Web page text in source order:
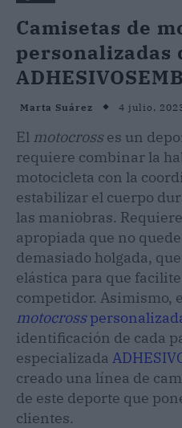
Camisetas de
personalizadas
Marta Suárez 4 julio,
El motocrosses un
requiere combinar la
motocicleta con la
estabilizar el cuerpo
las maniobras.
apropiada que no
demasiado holgada,
elástica para que
competidor. Asimismo,
motocross
identificación de cada
especializada
creado una línea de
de este deporte que
clientes.